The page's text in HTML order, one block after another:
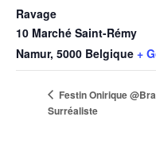
Ravage
10 Marché Saint-Rémy
Namur, 5000 Belgique +
Festin Onirique
Surréaliste